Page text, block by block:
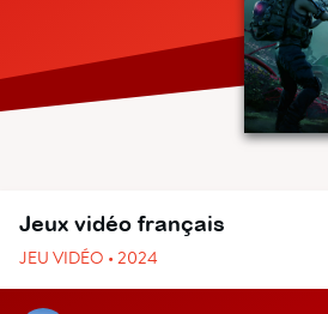
Jeux vidéo français
JEU VIDÉO • 2024